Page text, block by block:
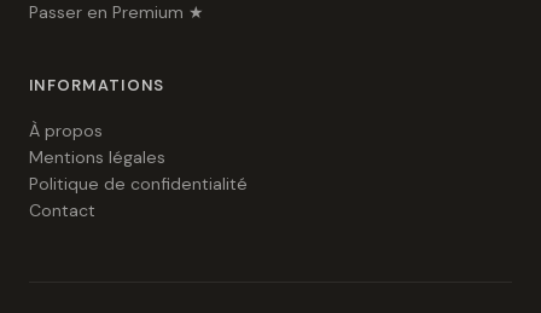
Passer en Premium ★
INFORMATIONS
À propos
Mentions légales
Politique de confidentialité
Contact